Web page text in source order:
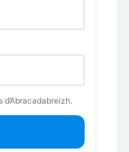
d’Abracadabreizh.